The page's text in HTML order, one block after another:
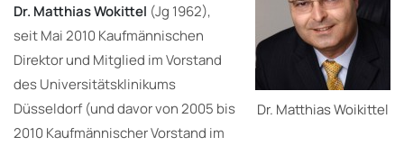
Dr. Matthias Woikittel
Dr. Matthias Wokittel (Jg 1962),
seit Mai 2010 Kaufmännischen
Direktor und Mitglied im Vorstand
des Universitätsklinikums
Düsseldorf (und davor von 2005 bis
2010 Kaufmännischer Vorstand im